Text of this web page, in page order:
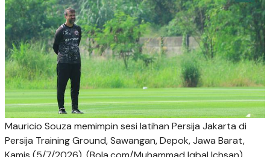
Mauricio Souza memimpin sesi latihan Persija Jakarta di
Persija Training Ground, Sawangan, Depok, Jawa Barat,